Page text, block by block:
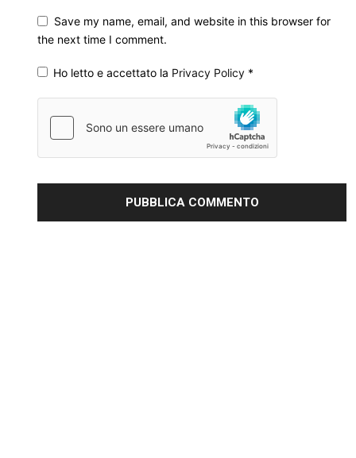
Save my name, email, and website in this browser for
the next time I comment.
Ho letto e accettato la Privacy Policy *